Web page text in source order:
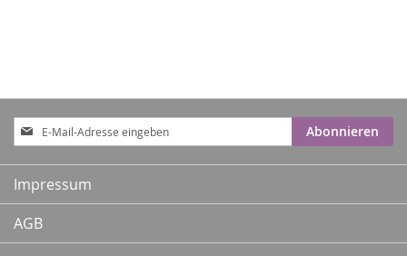
Anmeldung
zum
Newsletter:
Abonnieren
Impressum
AGB